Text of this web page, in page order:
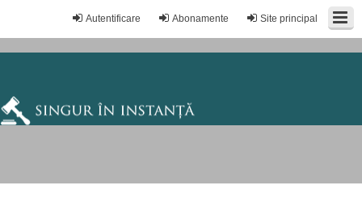
Site principal
Abonamente
Autentificare